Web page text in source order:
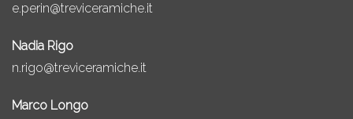
e.perin@treviceramiche.it
Nadia Rigo
n.rigo@treviceramiche.it
Marco Longo